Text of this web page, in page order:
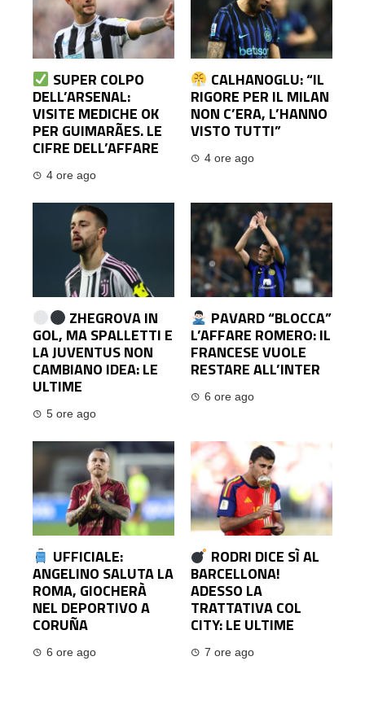
SUPER COLPO
DELL’ARSENAL:
VISITE MEDICHE OK
PER GUIMARÃES. LE
CIFRE DELL’AFFARE
4 ore ago
CALHANOGLU: “IL
RIGORE PER IL MILAN
NON C’ERA, L’HANNO
VISTO TUTTI”
4 ore ago
ZHEGROVA IN
GOL, MA SPALLETTI E
LA JUVENTUS NON
CAMBIANO IDEA: LE
ULTIME
5 ore ago
PAVARD “BLOCCA”
L’AFFARE ROMERO: IL
FRANCESE VUOLE
RESTARE ALL’INTER
6 ore ago
UFFICIALE:
ANGELINO SALUTA LA
ROMA, GIOCHERÀ
NEL DEPORTIVO A
CORUÑA
6 ore ago
RODRI DICE SÌ AL
BARCELLONA!
ADESSO LA
TRATTATIVA COL
CITY: LE ULTIME
7 ore ago